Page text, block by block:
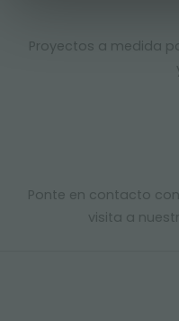
Proyectos a medida
Ponte en contacto
visita a